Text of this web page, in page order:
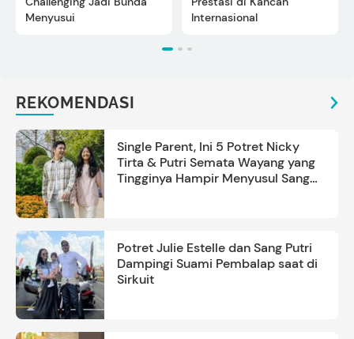
Menyusui
Internasional
REKOMENDASI
Single Parent, Ini 5 Potret Nicky
Tirta & Putri Semata Wayang yang
Tingginya Hampir Menyusul Sang
Potret Julie Estelle dan Sang Putri
Dampingi Suami Pembalap saat di
Sirkuit